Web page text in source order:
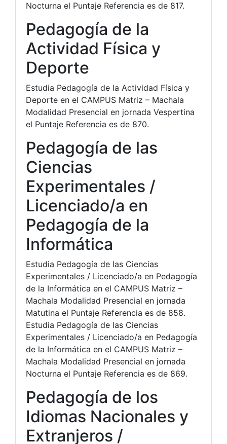
Nocturna el Puntaje Referencia es de 817.
Pedagogía de la
Actividad Física y
Deporte
Estudia Pedagogía de la Actividad Física y
Deporte en el CAMPUS Matriz – Machala
Modalidad Presencial en jornada Vespertina
el Puntaje Referencia es de 870.
Pedagogía de las
Ciencias
Experimentales /
Licenciado/a en
Pedagogía de la
Informática
Estudia Pedagogía de las Ciencias
Experimentales / Licenciado/a en Pedagogía
de la Informática en el CAMPUS Matriz –
Machala Modalidad Presencial en jornada
Matutina el Puntaje Referencia es de 858.
Estudia Pedagogía de las Ciencias
Experimentales / Licenciado/a en Pedagogía
de la Informática en el CAMPUS Matriz –
Machala Modalidad Presencial en jornada
Nocturna el Puntaje Referencia es de 869.
Pedagogía de los
Idiomas Nacionales y
Extranjeros /